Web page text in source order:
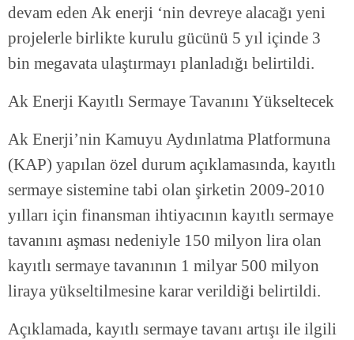
devam eden Ak enerji ‘nin devreye alacağı yeni
projelerle birlikte kurulu gücünü 5 yıl içinde 3
bin megavata ulaştırmayı planladığı belirtildi.
Ak Enerji Kayıtlı Sermaye Tavanını Yükseltecek
Ak Enerji’nin Kamuyu Aydınlatma Platformuna
(KAP) yapılan özel durum açıklamasında, kayıtlı
sermaye sistemine tabi olan şirketin 2009-2010
yılları için finansman ihtiyacının kayıtlı sermaye
tavanını aşması nedeniyle 150 milyon lira olan
kayıtlı sermaye tavanının 1 milyar 500 milyon
liraya yükseltilmesine karar verildiği belirtildi.
Açıklamada, kayıtlı sermaye tavanı artışı ile ilgili